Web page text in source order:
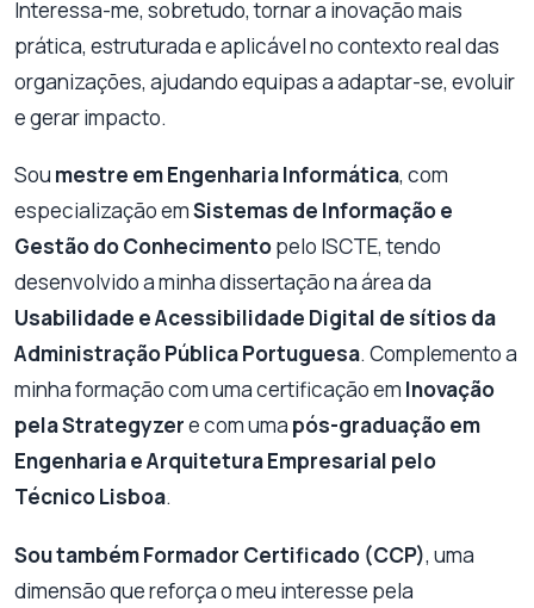
Interessa-me, sobretudo, tornar a inovação mais
prática, estruturada e aplicável no contexto real das
organizações, ajudando equipas a adaptar-se, evoluir
e gerar impacto.
Sou mestre em Engenharia Informática, com
especialização emSistemas de Informação e
Gestão do Conhecimentopelo ISCTE, tendo
desenvolvido a minha dissertação na área da
Usabilidade e Acessibilidade Digital de sítios da
Administração Pública Portuguesa. Complemento a
minha formação com uma certificação em Inovação
pela Strategyzere com uma pós-graduação em
Engenharia e Arquitetura Empresarial pelo
Técnico Lisboa.
Sou também Formador Certificado (CCP), uma
dimensão que reforça o meu interesse pela